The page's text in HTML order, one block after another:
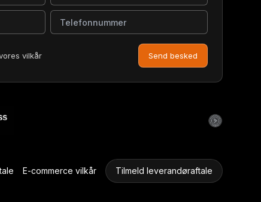
Telefonnummer
vilkår Send besked
E-commerce vilkår Tilmeld leverandøraftale